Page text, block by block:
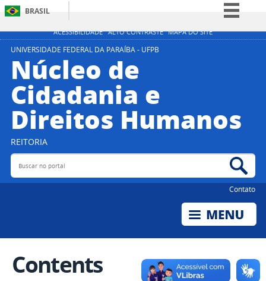
ACESSIBILIDADE ALTO CONTRASTE MAPA DO SITE
BRASIL
Simplifique!
Canais
UNIVERSIDADE FEDERAL DA PARAÍBA - UFPB
Núcleo de
Cidadania e
Direitos Humanos
REITORIA
Buscar no portal
Contato
Contents